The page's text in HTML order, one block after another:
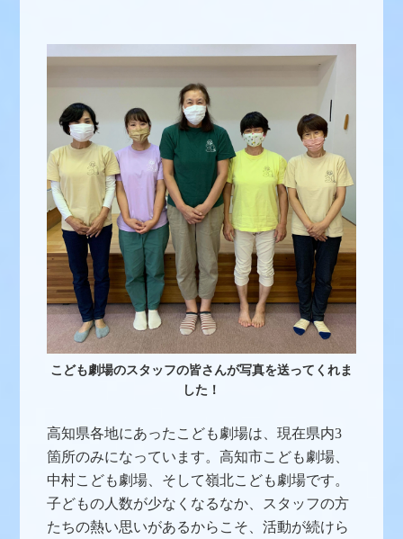
こども劇場のスタッフの皆さんが写真を送ってくれま
した！
高知県各地にあったこども劇場は、現在県内3
箇所のみになっています。高知市こども劇場、
中村こども劇場、そして嶺北こども劇場です。
子どもの人数が少なくなるなか、スタッフの方
たちの熱い思いがあるからこそ、活動が続けら